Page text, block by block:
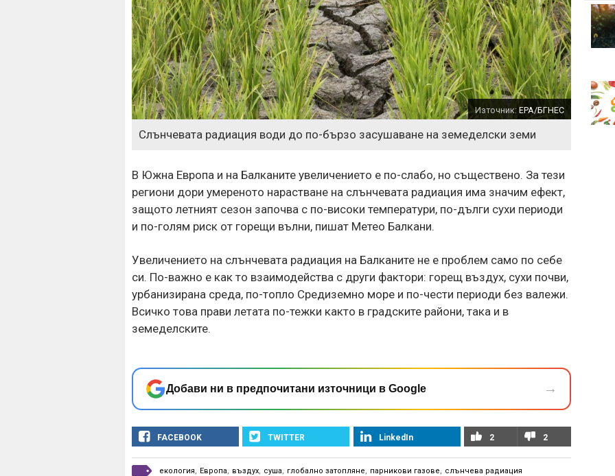
Източник: EPA/БГНЕС
Слънчевата радиация води до по-бързо засушаване на земеделски земи
В Южна Европа и на Балканите увеличението е по-слабо, но съществено. За тези
региони дори умереното нарастване на слънчевата радиация има значим ефект,
защото летният сезон започва с по-високи температури, по-дълги сухи периоди
и по-голям риск от горещи вълни, пишат Метео Балкани.
Увеличението на слънчевата радиация на Балканите не е проблем само по себе
си. По-важно е как то взаимодейства с други фактори: горещ въздух, сухи почви,
урбанизирана среда, по-топло Средиземно море и по-чести периоди без валежи.
Всичко това прави летата по-тежки както в градските райони, така и в
земеделските.
Добави ни в предпочитани източници в Google →
FACEBOOK TWITTER LinkedIn 2 2
екология, Европа, въздух, суша, глобално затопляне, парникови газове, слънчева радиация